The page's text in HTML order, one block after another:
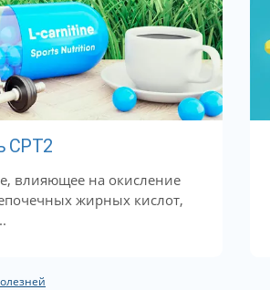
CPT2
влияющее на окисление
жирных кислот,